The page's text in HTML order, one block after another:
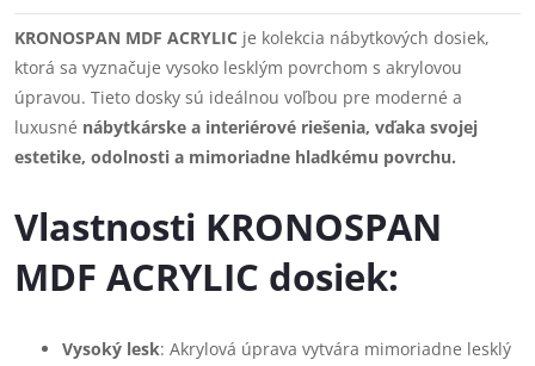
KRONOSPAN MDF ACRYLIC je kolekcia nábytkových dosiek,
ktorá sa vyznačuje vysoko lesklým povrchom s akrylovou
úpravou. Tieto dosky sú ideálnou voľbou pre moderné a
luxusné nábytkárske a interiérové riešenia, vďaka svojej
estetike, odolnosti a mimoriadne hladkému povrchu.
Vlastnosti KRONOSPAN
MDF ACRYLIC dosiek:
Vysoký lesk: Akrylová úprava vytvára mimoriadne lesklý